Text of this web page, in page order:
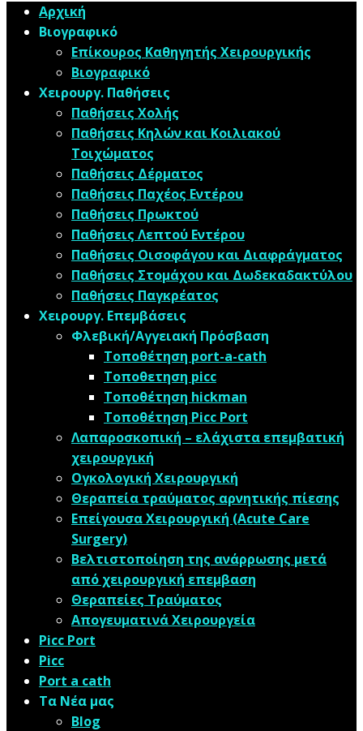
Αρχική
Βιογραφικό
Επίκουρος Καθηγητής Χειρουργικής
Βιογραφικό
Χειρουργ. Παθήσεις
Παθήσεις Χολής
Παθήσεις ​Κηλών και Κοιλιακού
Τοιχώματος
Παθήσεις Δέρματος
Παθήσεις Παχέος Εντέρου
Παθήσεις Πρωκτού
Παθήσεις Λεπτού Εντέρου
Παθήσεις Οισοφάγου και Διαφράγματος
Παθήσεις Στομάχου και Δωδεκαδακτύλου
Παθήσεις Παγκρέατος
Χειρουργ. Επεμβάσεις
Φλεβική/Αγγειακή Πρόσβαση
Τοποθέτηση port-a-cath
Τοποθετηση picc
Τοποθέτηση hickman
Τοποθέτηση Picc Port
Λαπαροσκοπική – ελάχιστα επεμβατική
χειρουργική
Oγκολογική Xειρουργική
Θεραπεία τραύματος αρνητικής πίεσης
Επείγουσα Χειρουργική (Acute Care
Surgery)
Βελτιστοποίηση της ανάρρωσης μετά
από χειρουργική επεμβαση
Θεραπείες Τραύματος
Απογευματινά Χειρουργεία
Picc Port
Picc
Port a cath
Τα Νέα μας
Blog